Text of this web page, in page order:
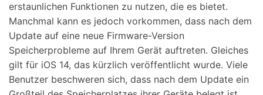
erstaunlichen Funktionen zu nutzen, die es bietet.
Manchmal kann es jedoch vorkommen, dass nach dem
Update auf eine neue Firmware-Version
Speicherprobleme auf Ihrem Gerät auftreten. Gleiches
gilt für iOS 14, das kürzlich veröffentlicht wurde. Viele
Benutzer beschweren sich, dass nach dem Update ein